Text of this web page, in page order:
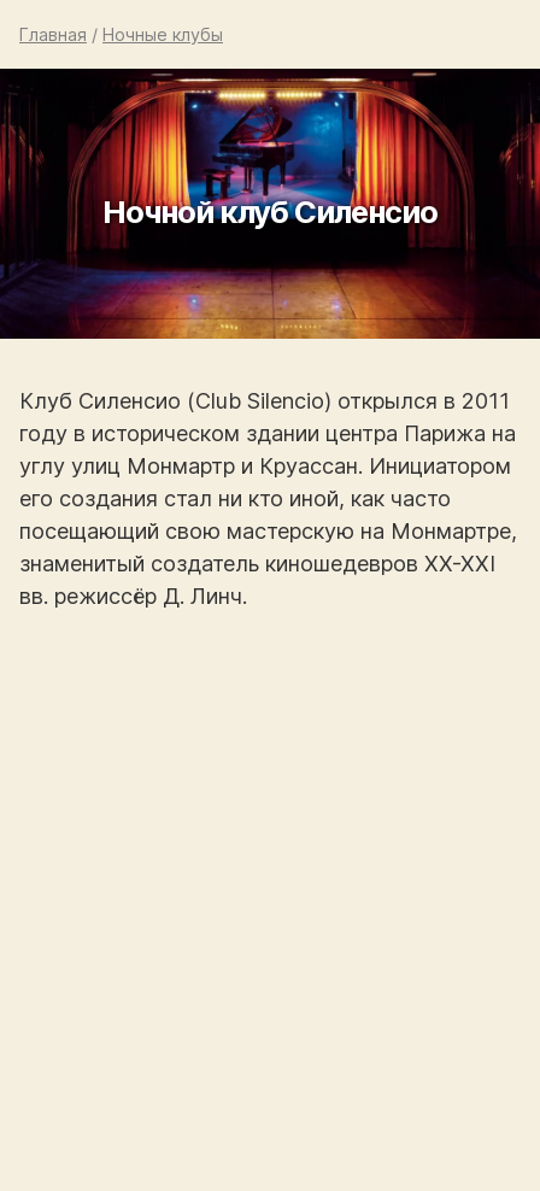
Главная / Ночные клубы
Ночной клуб Силенсио
Клуб Силенсио (Club Silencio) открылся в 2011
году в историческом здании центра Парижа на
углу улиц Монмартр и Круассан. Инициатором
его создания стал ни кто иной, как часто
посещающий свою мастерскую на Монмартре,
знаменитый создатель киношедевров XX-XXI
вв. режиссёр Д. Линч.